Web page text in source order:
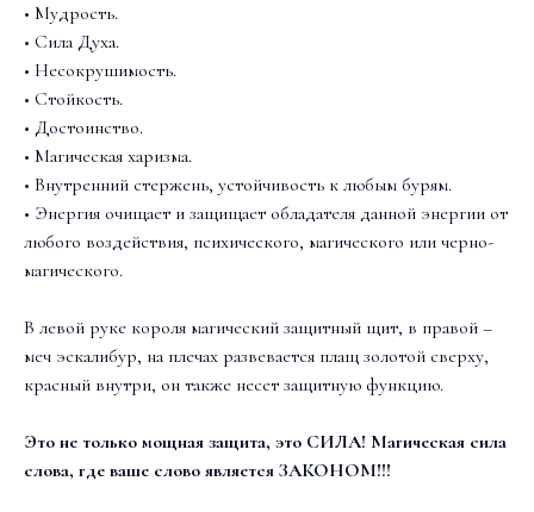
• Мудрость.
• Сила Духа.
• Несокрушимость.
• Стойкость.
• Достоинство.
• Магическая харизма.
• Внутренний стержень, устойчивость к любым бурям.
• Энергия очищает и защищает обладателя данной энергии от
любого воздействия, психического, магического или черно-
магического.
В левой руке короля магический защитный щит, в правой –
меч эскалибур, на плечах развевается плащ золотой сверху,
красный внутри, он также несет защитную функцию.
Это не только мощная защита, это СИЛА! Магическая сила
слова, где ваше слово является ЗАКОНОМ!!!